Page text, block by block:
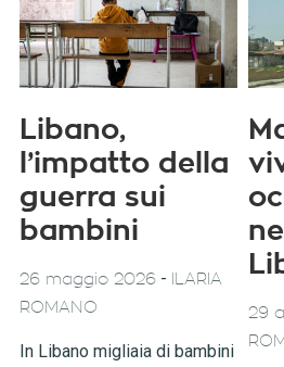
Libano,
l’impatto della
guerra sui
bambini
26 maggio 2026-
ILARIA
ROMANO
In Libano migliaia di bambini
29